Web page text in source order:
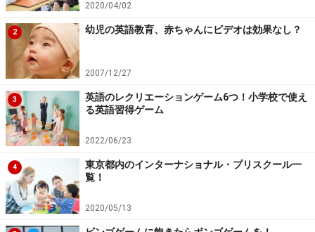
2020/04/02
2 幼児の英語教育、赤ちゃんにビデオは効果なし？
2007/12/27
3
英語のレクリエーションゲーム6つ！小学校で使え
る英語習得ゲーム
2022/06/23
4
東京都内のインターナショナル・プリスクール一
覧！
2020/05/13